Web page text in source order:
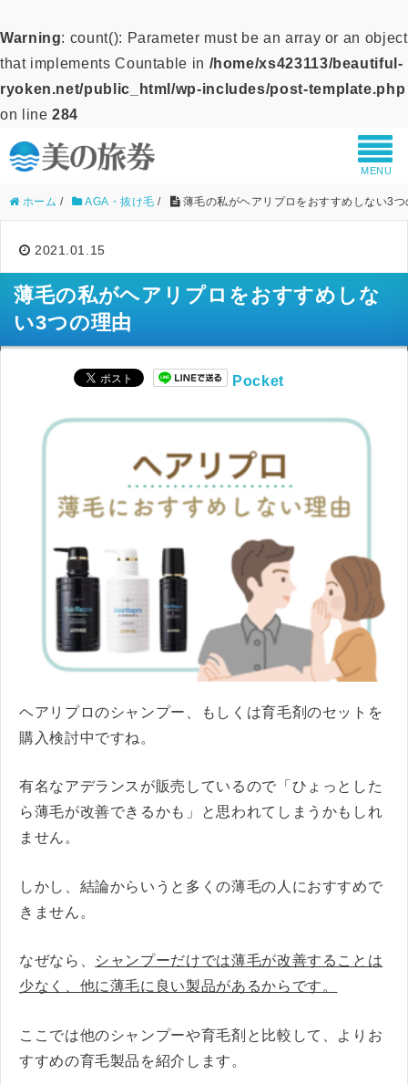
Warning: count(): Parameter must be an array or an object
that implements Countable in /home/xs423113/beautiful-
ryoken.net/public_html/wp-includes/post-template.php
on line284
MENU
ホーム / AGA・抜け毛 / 薄毛の私がヘアリプロをおすすめしない3つ
2021.01.15
薄毛の私がヘアリプロをおすすめしな
い3つの理由
Pocket
ヘアリプロのシャンプー、もしくは育毛剤のセットを
購入検討中ですね。
有名なアデランスが販売しているので「ひょっとした
ら薄毛が改善できるかも」と思われてしまうかもしれ
ません。
しかし、結論からいうと多くの薄毛の人におすすめで
きません。
なぜなら、
シャンプーだけでは薄毛が改善することは
少なく、他に薄毛に良い製品があるからです。
ここでは他のシャンプーや育毛剤と比較して、よりお
すすめの育毛製品を紹介します。